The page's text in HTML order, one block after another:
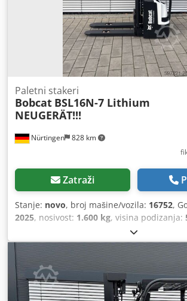
Nürtingen 828 km
Paletni stakeri
Bobcat BSL16N-7 Lithium
NEUGERÄT!!!
Zatraži
Stanje: novo, broj mašine/vozila: 16752,
2025, nosivost: 1.600 kg, visina podizanja:
1.820 mm
vrsta goriva:električni, vrsta jarbola:
visina:
,
mm
, dimenzija prednje gume:
,
gume:, ukupna masa: 1.222 kg,